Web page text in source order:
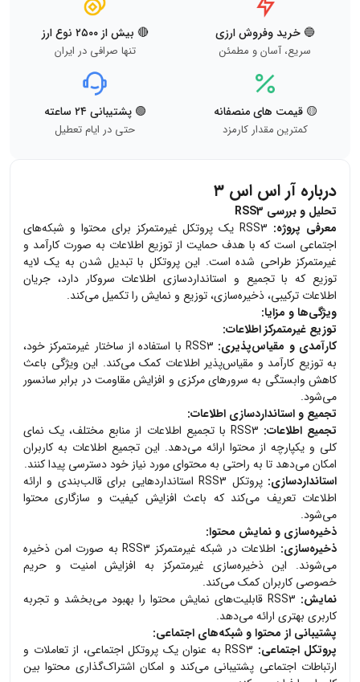
🔵 خرید وفروش ارزی
سریع، آسان و مطمئن
🔴 بیش از ۲۵۰۰ نوع ارز
تنها صرافی در ایران
🟡 قیمت های منصفانه
کمترین مقدار کارمزد
🟢 پشتیبانی ۲۴ ساعته
حتی در ایام تعطیل
درباره آر اس اس ۳
تحلیل و بررسی RSS3
معرفی پروژه:
RSS3 یک پروتکل غیرمتمرکز برای محتوا و شبکه‌های
اجتماعی است که با هدف حمایت از توزیع اطلاعات به صورت کارآمد و
غیرمتمرکز طراحی شده است. این پروتکل با تبدیل شدن به یک لایه
توزیع که با تجمیع و استانداردسازی اطلاعات سروکار دارد، جریان
اطلاعات ترکیبی، ذخیره‌سازی، توزیع و نمایش را تکمیل می‌کند.
ویژگی‌ها و مزایا:
توزیع غیرمتمرکز اطلاعات:
کارآمدی و مقیاس‌پذیری:
RSS3 با استفاده از ساختار غیرمتمرکز خود،
به توزیع کارآمد و مقیاس‌پذیر اطلاعات کمک می‌کند. این ویژگی باعث
کاهش وابستگی به سرورهای مرکزی و افزایش مقاومت در برابر سانسور
می‌شود.
تجمیع و استانداردسازی اطلاعات:
تجمیع اطلاعات:
RSS3 با تجمیع اطلاعات از منابع مختلف، یک نمای
کلی و یکپارچه از محتوا ارائه می‌دهد. این تجمیع اطلاعات به کاربران
امکان می‌دهد تا به راحتی به محتوای مورد نیاز خود دسترسی پیدا کنند.
استانداردسازی:
پروتکل RSS3 استانداردهایی برای قالب‌بندی و ارائه
اطلاعات تعریف می‌کند که باعث افزایش کیفیت و سازگاری محتوا
می‌شود.
ذخیره‌سازی و نمایش محتوا:
ذخیره‌سازی:
اطلاعات در شبکه غیرمتمرکز RSS3 به صورت امن ذخیره
می‌شوند. این ذخیره‌سازی غیرمتمرکز به افزایش امنیت و حریم
خصوصی کاربران کمک می‌کند.
نمایش:
RSS3 قابلیت‌های نمایش محتوا را بهبود می‌بخشد و تجربه
کاربری بهتری ارائه می‌دهد.
پشتیبانی از محتوا و شبکه‌های اجتماعی:
پروتکل اجتماعی:
RSS3 به عنوان یک پروتکل اجتماعی، از تعاملات و
ارتباطات اجتماعی پشتیبانی می‌کند و امکان اشتراک‌گذاری محتوا بین